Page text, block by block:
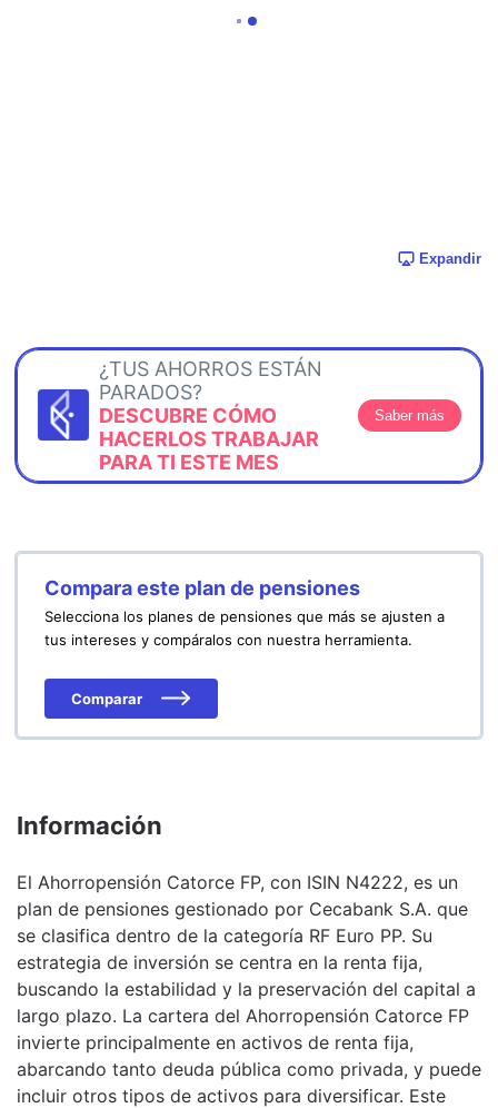
Expandir
¿TUS AHORROS ESTÁN
PARADOS?
DESCUBRE CÓMO
HACERLOS TRABAJAR
PARA TI ESTE MES
Saber más
Compara este plan de pensiones
Selecciona los planes de pensiones que más se ajusten a
tus intereses y compáralos con nuestra herramienta.
Comparar
Información
El Ahorropensión Catorce FP, con ISIN N4222, es un
plan de pensiones gestionado por Cecabank S.A. que
se clasifica dentro de la categoría RF Euro PP. Su
estrategia de inversión se centra en la renta fija,
buscando la estabilidad y la preservación del capital a
largo plazo. La cartera del Ahorropensión Catorce FP
invierte principalmente en activos de renta fija,
abarcando tanto deuda pública como privada, y puede
incluir otros tipos de activos para diversificar. Este